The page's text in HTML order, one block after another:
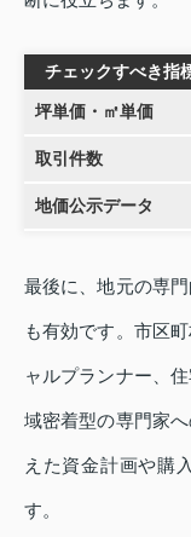
チェックすべき指
坪単価・㎡単価
取引件数
地価公示データ
最後に、地元の専
も有効です。市区
ャルプランナー、
域密着型の専門家
えた資金計画や購
す。